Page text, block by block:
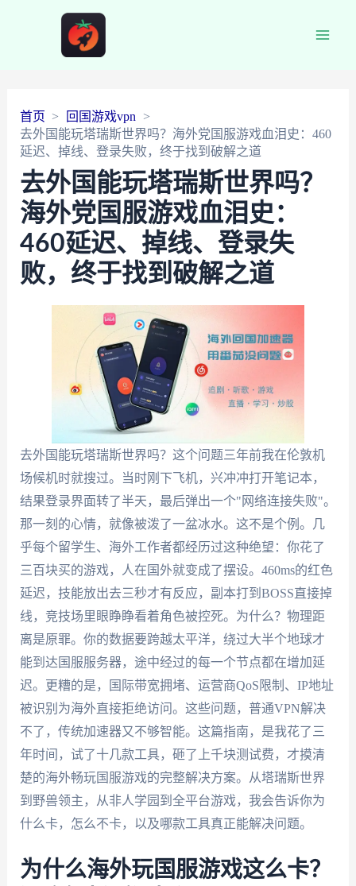
首页
回国游戏vpn
去外国能玩塔瑞斯世界吗？海外党国服游戏血泪史：460
延迟、掉线、登录失败，终于找到破解之道
去外国能玩塔瑞斯世界吗？
海外党国服游戏血泪史：
460延迟、掉线、登录失
败，终于找到破解之道
去外国能玩塔瑞斯世界吗？这个问题三年前我在伦敦机
场候机时就搜过。当时刚下飞机，兴冲冲打开笔记本，
结果登录界面转了半天，最后弹出一个"网络连接失败"。
那一刻的心情，就像被泼了一盆冰水。这不是个例。几
乎每个留学生、海外工作者都经历过这种绝望：你花了
三百块买的游戏，人在国外就变成了摆设。460ms的红色
延迟，技能放出去三秒才有反应，副本打到BOSS直接掉
线，竞技场里眼睁睁看着角色被控死。为什么？物理距
离是原罪。你的数据要跨越太平洋，绕过大半个地球才
能到达国服服务器，途中经过的每一个节点都在增加延
迟。更糟的是，国际带宽拥堵、运营商QoS限制、IP地址
被识别为海外直接拒绝访问。这些问题，普通VPN解决
不了，传统加速器又不够智能。这篇指南，是我花了三
年时间，试了十几款工具，砸了上千块测试费，才摸清
楚的海外畅玩国服游戏的完整解决方案。从塔瑞斯世界
到野兽领主，从非人学园到全平台游戏，我会告诉你为
什么卡，怎么不卡，以及哪款工具真正能解决问题。
为什么海外玩国服游戏这么卡？